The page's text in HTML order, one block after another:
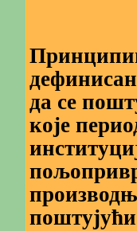
да се
које